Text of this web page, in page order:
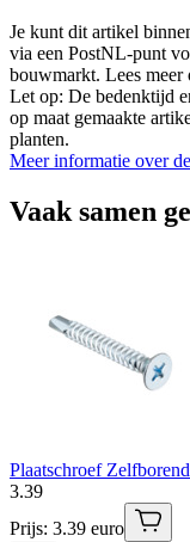
Je kunt dit artikel
via een PostNL-punt
bouwmarkt. Lees meer
Let op: De bedenktijd
op maat gemaakte
planten.
Meer informatie over
Vaak samen
Plaatschroef
3.39
Prijs: 3.39 euro